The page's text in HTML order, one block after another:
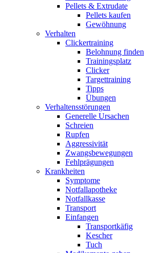
Pellets & Extrudate
Pellets kaufen
Gewöhnung
Verhalten
Clickertraining
Belohnung finden
Trainingsplatz
Clicker
Targettraining
Tipps
Übungen
Verhaltensstörungen
Generelle Ursachen
Schreien
Rupfen
Aggressivität
Zwangsbewegungen
Fehlprägungen
Krankheiten
Symptome
Notfallapotheke
Notfallkasse
Transport
Einfangen
Transportkäfig
Kescher
Tuch